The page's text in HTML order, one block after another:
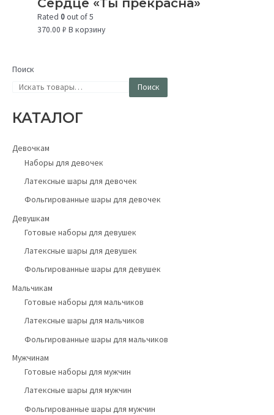
Поиск
Поиск
КАТАЛОГ
Девочкам
Наборы для девочек
Латексные шары для девочек
Фольгированные шары для девочек
Девушкам
Готовые наборы для девушек
Латексные шары для девушек
Фольгированные шары для девушек
Мальчикам
Готовые наборы для мальчиков
Латексные шары для мальчиков
Фольгированные шары для мальчиков
Мужчинам
Готовые наборы для мужчин
Латексные шары для мужчин
Фольгированные шары для мужчин
Rated0out of 5
370.00₽ В корзину